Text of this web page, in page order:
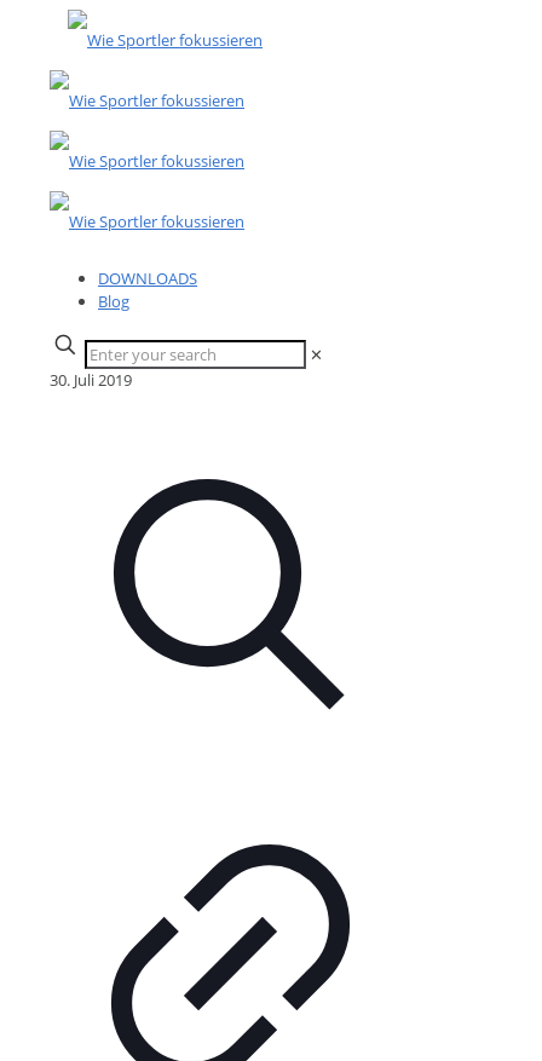
DOWNLOADS
Blog
✕
30. Juli 2019